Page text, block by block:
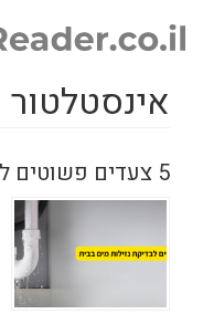
5 צעדים פשוטים לבדיקת נזילות מים בבית